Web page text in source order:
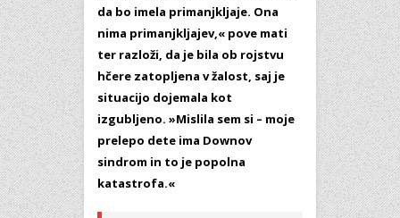
da bo imela primanjkljaje. Ona
nima primanjkljajev,« pove mati
ter razloži, da je bila ob rojstvu
hčere zatopljena v žalost, saj je
situacijo dojemala kot
izgubljeno. »Mislila sem si – moje
prelepo dete ima Downov
sindrom in to je popolna
katastrofa.«